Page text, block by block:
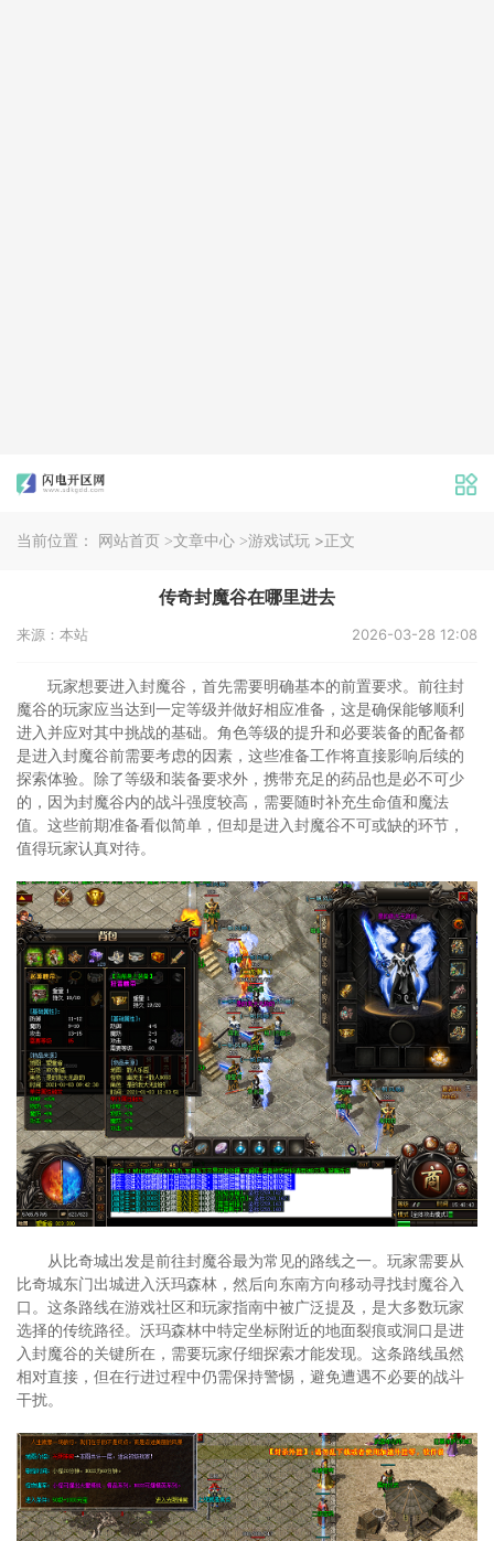
当前位置： 网站首页 >文章中心 >游戏试玩 >正文
传奇封魔谷在哪里进去
来源：本站 2026-03-28 12:08
玩家想要进入封魔谷，首先需要明确基本的前置要求。前往封
魔谷的玩家应当达到一定等级并做好相应准备，这是确保能够顺利
进入并应对其中挑战的基础。角色等级的提升和必要装备的配备都
是进入封魔谷前需要考虑的因素，这些准备工作将直接影响后续的
探索体验。除了等级和装备要求外，携带充足的药品也是必不可少
的，因为封魔谷内的战斗强度较高，需要随时补充生命值和魔法
值。这些前期准备看似简单，但却是进入封魔谷不可或缺的环节，
值得玩家认真对待。
从比奇城出发是前往封魔谷最为常见的路线之一。玩家需要从
比奇城东门出城进入沃玛森林，然后向东南方向移动寻找封魔谷入
口。这条路线在游戏社区和玩家指南中被广泛提及，是大多数玩家
选择的传统路径。沃玛森林中特定坐标附近的地面裂痕或洞口是进
入封魔谷的关键所在，需要玩家仔细探索才能发现。这条路线虽然
相对直接，但在行进过程中仍需保持警惕，避免遭遇不必要的战斗
干扰。